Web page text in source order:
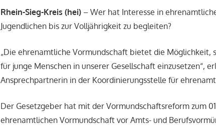
Rhein-Sieg-Kreis (hei) – Wer hat Interesse in
Jugendlichen bis zur Volljährigkeit zu begleiten?
„Die ehrenamtliche Vormundschaft bietet die Möglichkeit,
für junge Menschen in unserer Gesellschaft einzusetzen“,
Ansprechpartnerin in der Koordinierungsstelle für
Der Gesetzgeber hat mit der Vormundschaftsreform zum
ehrenamtlichen Vormundschaft vor Amts- und